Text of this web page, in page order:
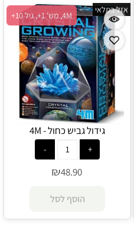
4M, מש' 1+, גיל 10+
אזל במלאי
גידול גביש כחול - 4M
₪48.90
הוסף לסל